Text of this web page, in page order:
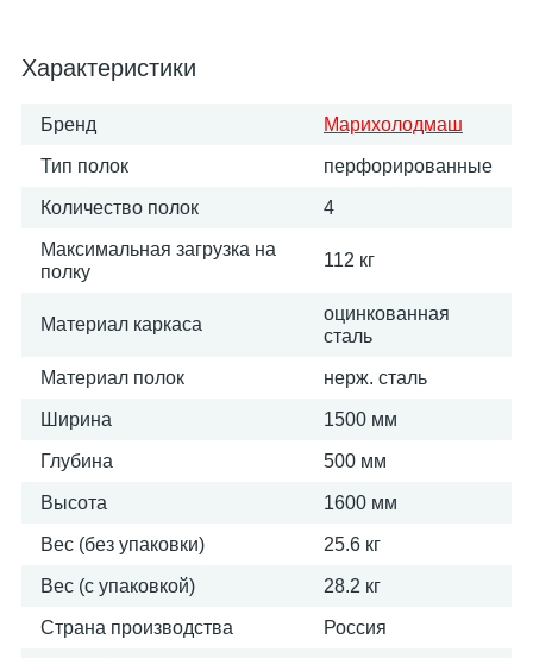
Характеристики
Бренд Марихолодмаш
Тип полок перфорированные
Количество полок 4
Максимальная загрузка на
полку
112 кг
Материал каркаса
оцинкованная
сталь
Материал полок нерж. сталь
Ширина 1500 мм
Глубина 500 мм
Высота 1600 мм
Вес (без упаковки) 25.6 кг
Вес (с упаковкой) 28.2 кг
Страна производства Россия